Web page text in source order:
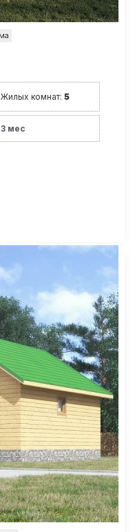
Жилых комнат:5
3 мес